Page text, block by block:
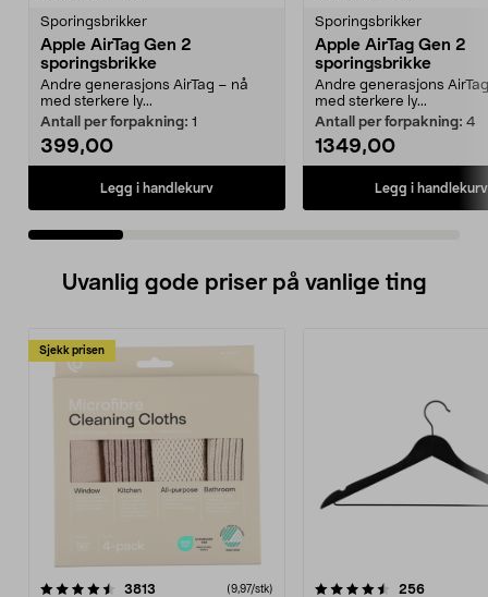
Sporingsbrikker
Apple AirTag Gen 2
sporingsbrikke
Andre generasjons AirTag – nå
med sterkere ly...
Antall per forpakning: 1
399,00
Legg i handlekurv
Sporingsbrikker
Apple AirTag Gen 2
sporingsbrikke
Andre generasjons
med sterkere ly...
Antall per forpakning: 4
1349,00
Legg i handlekurv
Uvanlig gode priser på vanlige ting
Sjekk prisen
3813 anmeldelser(9,97/stk)
4.5av 5 stjerner 256
4.5av 5 stjerner